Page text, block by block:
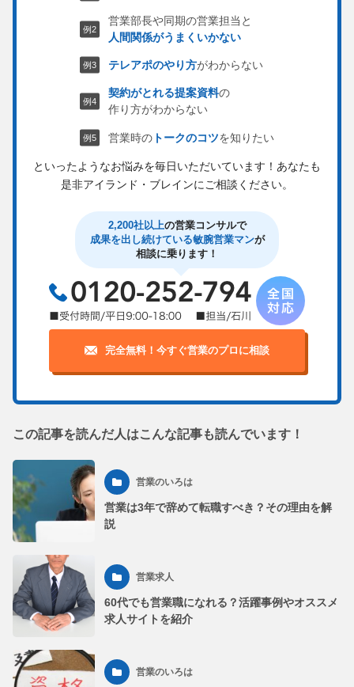
営業部長や同期の営業担当と
人間関係がうまくいかない
テレアポのやり方がわからない
契約がとれる提案資料の
作り方がわからない
営業時の トークのコツを知りたい
といったようなお悩みを毎日いただいています！ あなたも
是非アイランド・ブレインにご相談ください。
2,200社以上の営業コンサルで
成果を出し続けている敏腕営業マンが
相談に乗ります！
完全無料！今すぐ営業のプロに相談
この記事を読んだ人はこんな記事も読んでいます！
営業のいろは
営業は3年で辞めて転職すべき？その理由を解
説
営業求人
60代でも営業職になれる？活躍事例やオススメ
求人サイトを紹介
営業のいろは